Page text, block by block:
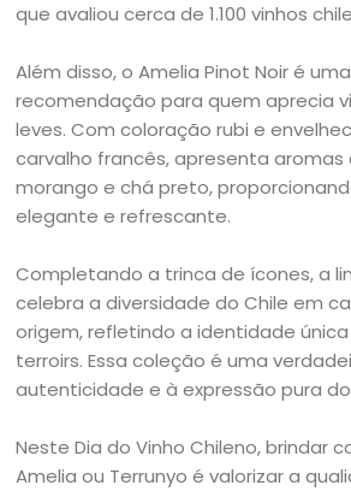
que avaliou cerca de 1.100 vinhos
Além disso, o Amelia Pinot Noir é
recomendação para quem aprecia
leves. Com coloração rubi e
carvalho francês, apresenta aromas
morango e chá preto,
elegante e refrescante.
Completando a trinca de ícones, a
celebra a diversidade do Chile em
origem, refletindo a identidade
terroirs. Essa coleção é uma
autenticidade e à expressão pura
Neste Dia do Vinho Chileno, brindar
Amelia ou Terrunyo é valorizar a